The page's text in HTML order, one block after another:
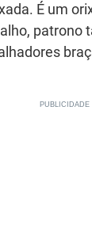
É um
patrono